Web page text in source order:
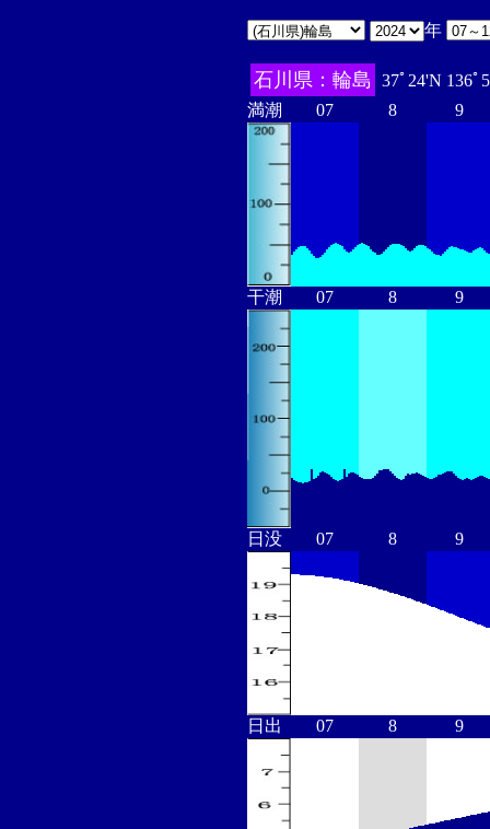
年
石川県：輪島
37ﾟ24'N 136ﾟ
満潮
07 8 9
干潮 07 8 9
日没 07 8 9
日出 07 8 9